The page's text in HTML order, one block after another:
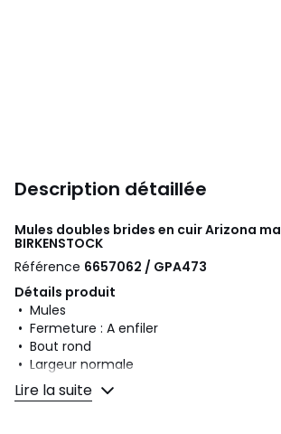
Description détaillée
Mules doubles brides en cuir Arizona
BIRKENSTOCK
Référence 6657062 / GPA473
Détails produit
• Mules
• Fermeture : A enfiler
• Bout rond
• Largeur normale
Composition et Entretien
Lire la suite